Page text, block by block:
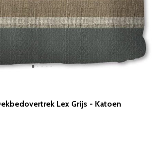
Lex Grijs - Katoen